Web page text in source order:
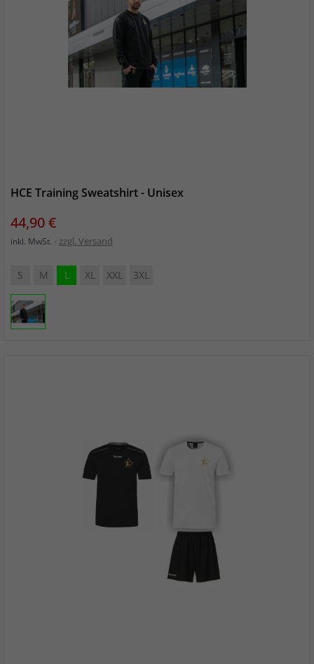
HCE Training Sweatshirt - Unisex
Preis
44,90 €
inkl. MwSt. zzgl. Versand
S M L XL XXL 3XL